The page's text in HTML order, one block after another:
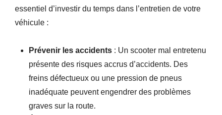
essentiel d’investir du temps dans l’entretien de votre
véhicule :
Prévenir les accidents : Un scooter mal entretenu
présente des risques accrus d’accidents. Des
freins défectueux ou une pression de pneus
inadéquate peuvent engendrer des problèmes
graves sur la route.